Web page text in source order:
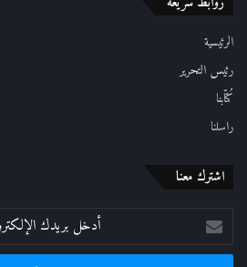
ي
الرئيسية
رئيس التحرير
كُتّابنا
راسلنا
اشترك معنا
أدخل
بريدك
الإلكتروني